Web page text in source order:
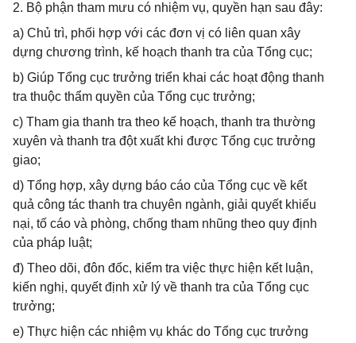
2. Bộ phận tham mưu có nhiệm vụ, quyền hạn sau đây:
a) Chủ trì, phối hợp với các đơn vị có liên quan xây
dựng chương trình, kế hoạch thanh tra của Tổng cục;
b) Giúp Tổng cục trưởng triển khai các hoạt động thanh
tra thuộc thẩm quyền của Tổng cục trưởng;
c) Tham gia thanh tra theo kế hoạch, thanh tra thường
xuyên và thanh tra đột xuất khi được Tổng cục trưởng
giao;
d) Tổng hợp, xây dựng báo cáo của Tổng cục về kết
quả công tác thanh tra chuyên ngành, giải quyết khiếu
nại, tố cáo và phòng, chống tham nhũng theo quy định
của pháp luật;
đ) Theo dõi, đôn đốc, kiểm tra việc thực hiện kết luận,
kiến nghị, quyết định xử lý về thanh tra của Tổng cục
trưởng;
e) Thực hiện các nhiệm vụ khác do Tổng cục trưởng